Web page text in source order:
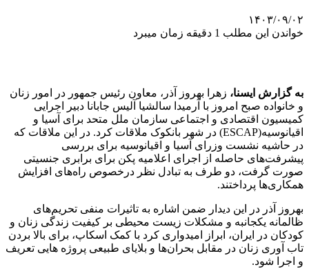
۱۴۰۳/۰۹/۰۲
خواندن این مطلب 1 دقیقه زمان میبرد
به گزارش ایسنا، زهرا بهروز آذر، معاون رئیس جمهور در امور زنان
و خانواده صبح امروز با آرمیدا سالشیا آلیس جابانا دبیر اجرایی
کمیسیون اقتصادی و اجتماعی سازمان ملل متحد برای آسیا و
اقیانوسیه(ESCAP) در شهر بانکوک ملاقات کرد. در این ملاقات که
در حاشیه نشست وزرای آسیا و اقیانوسیه برای بررسی
پیشرفت‌های حاصله از اجرای اعلامیه پکن برای برابری جنسیتی
صورت گرفت، دو طرف به تبادل نظر درخصوص راه‌های افزایش
همکاری‌ها پرداختند.
بهروز آذر در این دیدار ضمن اشاره به تاثیرات منفی تحریم‌های
ظالمانه یکجانبه و مشکلات زیست محیطی بر کیفیت زندگی زنان و
کودکان در ایران، ابراز امیدواری کرد با کمک اسکاپ، برای بالا بردن
تاب آوری زنان در مقابل بحران‌ها و بلایای طبیعی پروژه هایی تعریف
و اجرا شود.